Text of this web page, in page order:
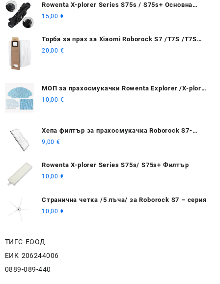
Rowenta X-plorer Series S75s / S75s+ Основна
четка
15,00 €
Торбa за прах за Xiaomi Roborock S7 /T7S /T7S
plus
20,00 €
МОП за прахосмукачки Rowenta Explorer /X-plorer
20 40 50 75 Smart Force isweep X3
10,00 €
Хепа филтър за прахосмукачка Roborock S7-
серия
9,00 €
Rowenta X-plorer Series S75s/ S75s+ Филтър
10,00 €
Странична четка /5 лъча/ за Roborock S7 – серия
10,00 €
ТИГС ЕООД
ЕИК 206244006
0889-089-440